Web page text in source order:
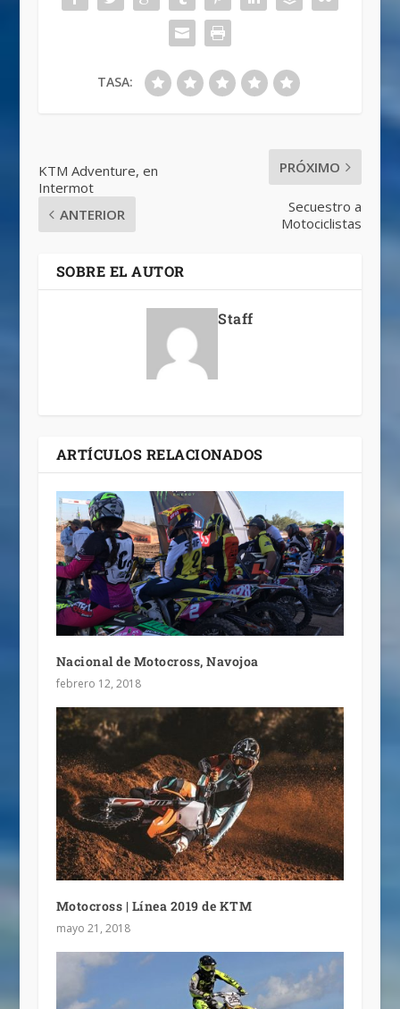
TASA:
KTM Adventure, en
Intermot
ANTERIOR
PRÓXIMO
Secuestro a
Motociclistas
SOBRE EL AUTOR
Staff
ARTÍCULOS RELACIONADOS
Nacional de Motocross, Navojoa
febrero 12, 2018
Motocross | Línea 2019 de KTM
mayo 21, 2018